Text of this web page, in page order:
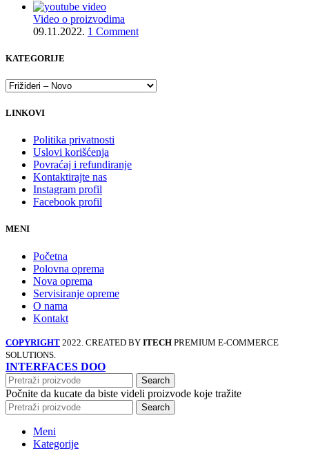
Video o proizvodima
09.11.2022. 1 Comment
KATEGORIJE
LINKOVI
Politika privatnosti
Uslovi korišćenja
Povraćaj i refundiranje
Kontaktirajte nas
Instagram profil
Facebook profil
MENI
Početna
Polovna oprema
Nova oprema
Servisiranje opreme
O nama
Kontakt
COPYRIGHT 2022. CREATED BY ITECH PREMIUM E-COMMERCE
SOLUTIONS.
INTERFACES DOO
Search
Počnite da kucate da biste videli proizvode koje tražite
Search
Meni
Kategorije